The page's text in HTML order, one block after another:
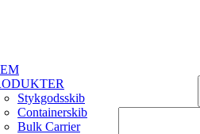
Stykgodsskib
Containerskib
Bulk Carrier